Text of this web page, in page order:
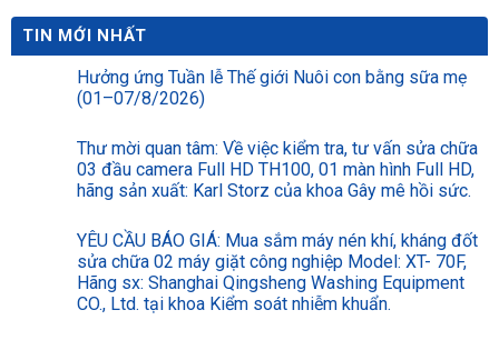
TIN MỚI NHẤT
Hưởng ứng Tuần lễ Thế giới Nuôi con bằng sữa mẹ
(01–07/8/2026)
Thư mời quan tâm: Về việc kiểm tra, tư vấn sửa chữa
03 đầu camera Full HD TH100, 01 màn hình Full HD,
hãng sản xuất: Karl Storz của khoa Gây mê hồi sức.
YÊU CẦU BÁO GIÁ: Mua sắm máy nén khí, kháng đốt
sửa chữa 02 máy giặt công nghiệp Model: XT- 70F,
Hãng sx: Shanghai Qingsheng Washing Equipment
CO., Ltd. tại khoa Kiểm soát nhiễm khuẩn.